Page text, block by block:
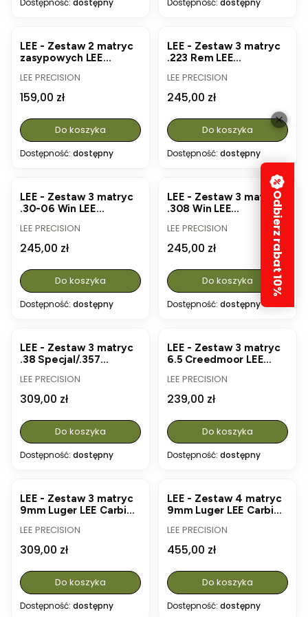
Dostępność: dostępny Dostępność: dostępny
LEE - Zestaw 2 matryc
zasypowych LEE
(#90995)
PRODUCENT
LEE PRECISION
Cena
159,00 zł
Do koszyka
Dostępność: dostępny
LEE - Zestaw 3 matryc
.223 Rem LEE
(#90502)
PRODUCENT
LEE PRECISION
Cena
245,00 zł
Do koszyka
Dostępność: dostępny
LEE - Zestaw 3 matryc
.30-06 Win LEE
(#90508)
PRODUCENT
LEE PRECISION
Cena
245,00 zł
Do koszyka
Dostępność: dostępny
LEE - Zestaw 3 matryc
.308 Win LEE
(#90507)
PRODUCENT
LEE PRECISION
Cena
245,00 zł
Do koszyka
Dostępność: dostępny
LEE - Zestaw 3 matryc
.38 Specjal/.357
Die Set (#90510)
PRODUCENT
LEE PRECISION
Cena
309,00 zł
Do koszyka
Dostępność: dostępny
LEE - Zestaw 3 matryc
6.5 Creedmoor LEE
(#91821)
PRODUCENT
LEE PRECISION
Cena
239,00 zł
Do koszyka
Dostępność: dostępny
LEE - Zestaw 3 matryc
9mm Luger LEE Carbide
PRODUCENT
LEE PRECISION
Cena
309,00 zł
Do koszyka
Dostępność: dostępny
LEE - Zestaw 4 matryc
9mm Luger LEE Carbide
(#90963)
PRODUCENT
LEE PRECISION
Cena
455,00 zł
Do koszyka
Dostępność: dostępny
Odbierz rabat 10%